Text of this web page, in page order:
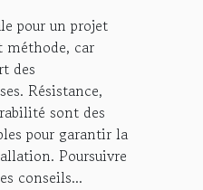
pour un projet
méthode, car
des
Résistance,
sont des
pour garantir la
Poursuivre
conseils...